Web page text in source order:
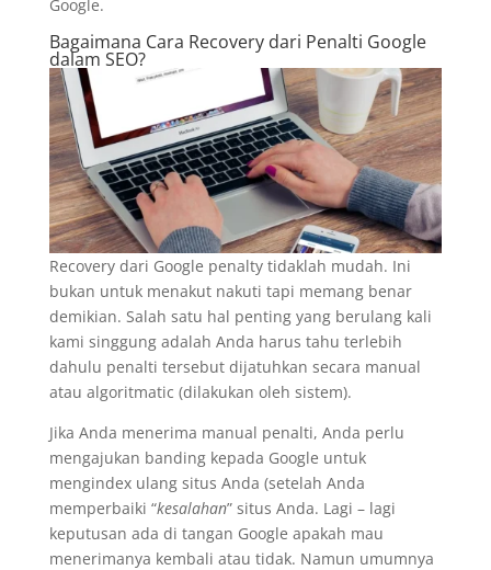
Google.
Bagaimana Cara Recovery dari Penalti Google
dalam SEO?
Recovery dari Google penalty tidaklah mudah. Ini
bukan untuk menakut nakuti tapi memang benar
demikian. Salah satu hal penting yang berulang kali
kami singgung adalah Anda harus tahu terlebih
dahulu penalti tersebut dijatuhkan secara manual
atau algoritmatic (dilakukan oleh sistem).
Jika Anda menerima manual penalti, Anda perlu
mengajukan banding kepada Google untuk
mengindex ulang situs Anda (setelah Anda
memperbaiki “kesalahan” situs Anda. Lagi – lagi
keputusan ada di tangan Google apakah mau
menerimanya kembali atau tidak. Namun umumnya